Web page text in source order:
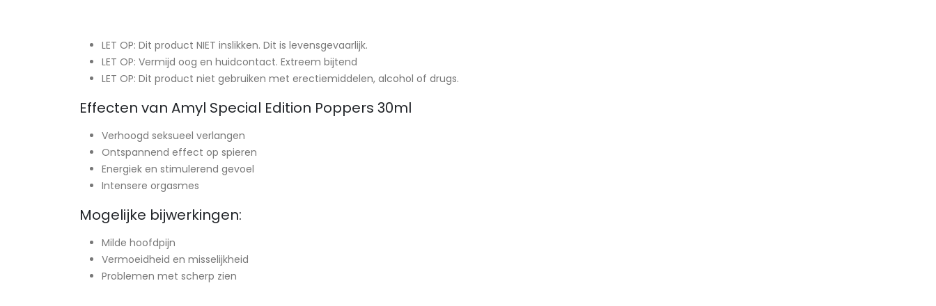
LET OP: Dit product NIET inslikken. Dit is levensgevaarlijk.
LET OP: Vermijd oog en huidcontact. Extreem bijtend
LET OP: Dit product niet gebruiken met erectiemiddelen, alcohol of drugs.
Effecten van Amyl Special Edition Poppers 30ml
Verhoogd seksueel verlangen
Ontspannend effect op spieren
Energiek en stimulerend gevoel
Intensere orgasmes
Mogelijke bijwerkingen:
Milde hoofdpijn
Vermoeidheid en misselijkheid
Problemen met scherp zien